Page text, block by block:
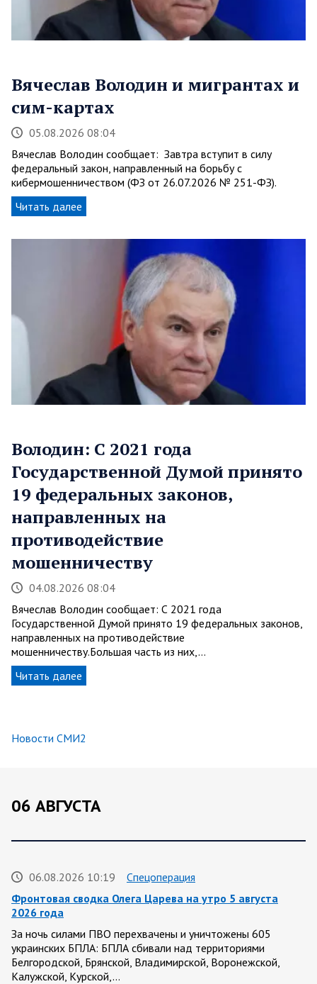
Вячеслав Володин и мигрантах и
сим-картах
05.08.2026 08:04
Вячеслав Володин сообщает: Завтра вступит в силу
федеральный закон, направленный на борьбу с
кибермошенничеством (ФЗ от 26.07.2026 № 251-ФЗ).
Читать далее
Володин: С 2021 года
Государственной Думой принято
19 федеральных законов,
направленных на
противодействие
мошенничеству
04.08.2026 08:04
Вячеслав Володин сообщает: С 2021 года
Государственной Думой принято 19 федеральных законов,
направленных на противодействие
мошенничеству.Большая часть из них,…
Читать далее
Новости СМИ2
06 АВГУСТА
06.08.2026 10:19
Спецоперация
Фронтовая сводка Олега Царева на утро 5 августа
2026 года
За ночь силами ПВО перехвачены и уничтожены 605
украинских БПЛА: БПЛА сбивали над территориями
Белгородской, Брянской, Владимирской, Воронежской,
Калужской, Курской,…